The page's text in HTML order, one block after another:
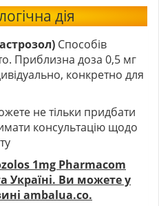
дія
Способів
Приблизна доза 0,5 мг
конкретно для
не тільки придбати
консультацію щодо
1mg Pharmacom
Україні. Ви можете у
ambalua.co.